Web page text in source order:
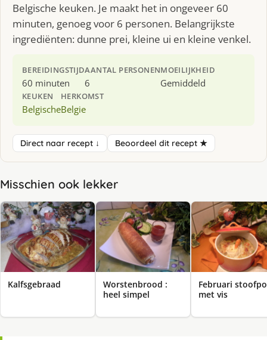
Belgische keuken. Je maakt het in ongeveer 60
minuten, genoeg voor 6 personen. Belangrijkste
ingrediënten: dunne prei, kleine ui en kleine venkel.
BEREIDINGSTIJD
60 minuten
AANTAL PERSONEN
6
MOEILIJKHEID
Gemiddeld
KEUKEN
Belgische
HERKOMST
Belgie
Direct naar recept ↓ Beoordeel dit recept ★
Misschien ook lekker
Kalfsgebraad
Worstenbrood :
heel simpel
Februari
met vis